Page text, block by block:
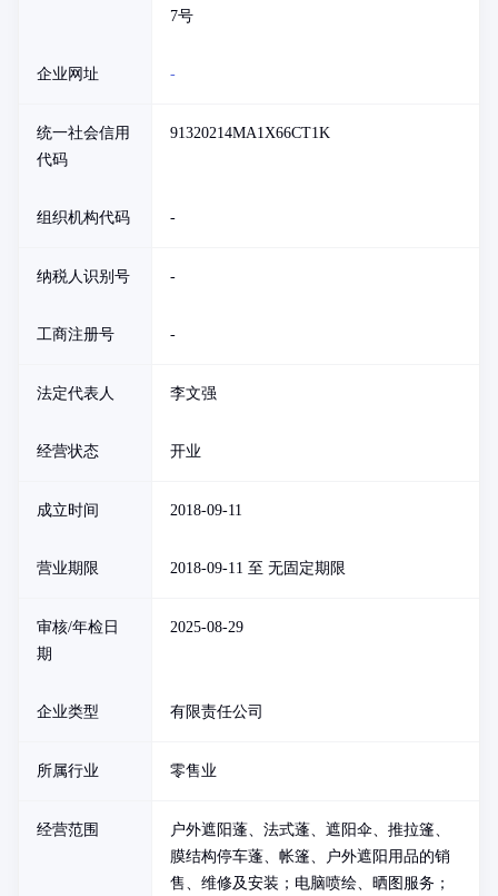
7号
企业网址 -
统一社会信用
代码
91320214MA1X66CT1K
组织机构代码 -
纳税人识别号 -
工商注册号 -
法定代表人 李文强
经营状态 开业
成立时间 2018-09-11
营业期限 2018-09-11 至 无固定期限
审核/年检日
期
2025-08-29
企业类型 有限责任公司
所属行业 零售业
经营范围
户外遮阳蓬、法式蓬、遮阳伞、推拉篷、
膜结构停车蓬、帐篷、户外遮阳用品的销
售、维修及安装；电脑喷绘、晒图服务；